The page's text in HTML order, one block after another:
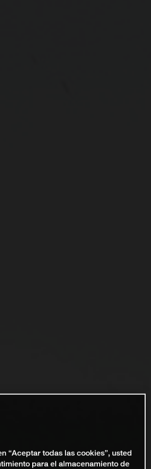
“Aceptar todas las cookies”, usted
para el almacenamiento de